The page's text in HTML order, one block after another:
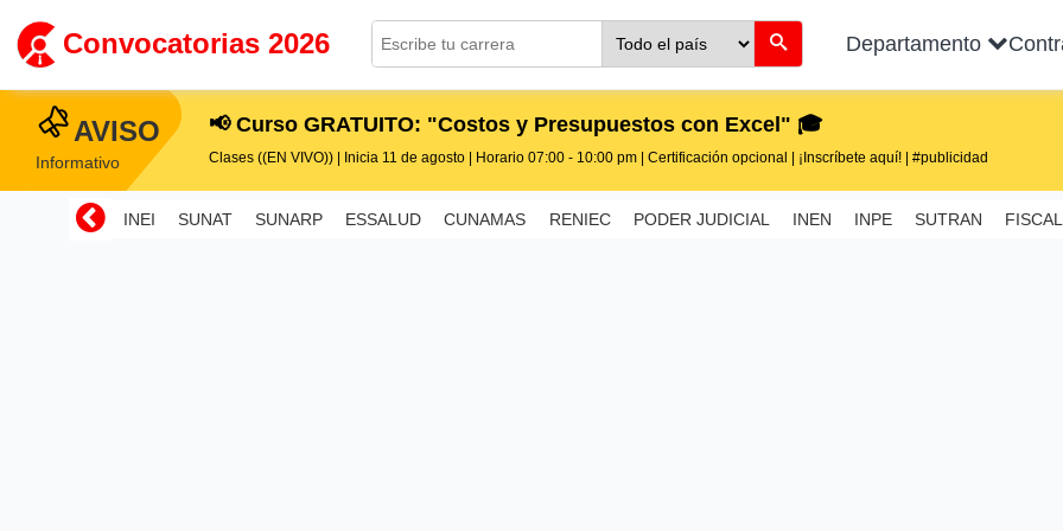
Convocatorias 2026 Departamento
AVISO
Informativo
📢 Curso GRATUITO: "Costos y Presupuestos con Excel" 🎓
Clases ((EN VIVO)) | Inicia 11 de agosto | Horario 07:00 - 10:00 pm | Certificación opcional | ¡Inscríbete aquí! | #publicidad
INEI SUNAT SUNARP ESSALUD CUNAMAS RENIEC PODER JUDICIAL INEN INPE SUTRAN